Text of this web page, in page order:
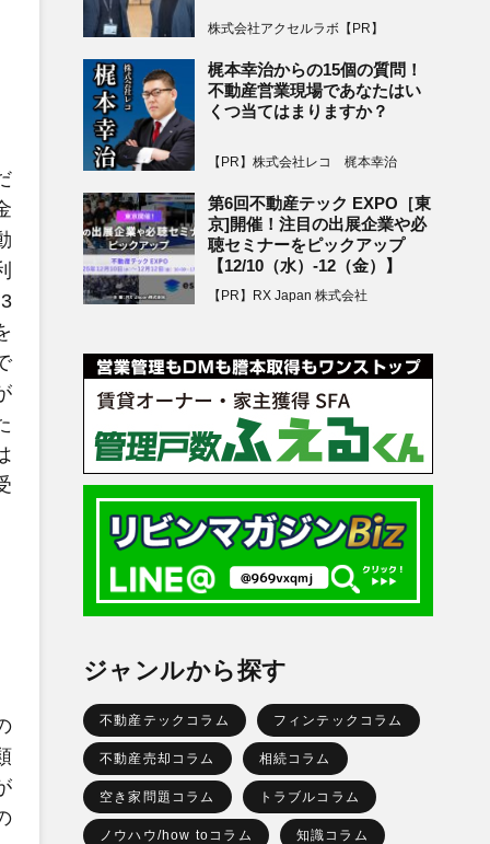
株式会社アクセルラボ【PR】
梶本幸治からの15個の質問！
不動産営業現場であなたはい
くつ当てはまりますか？
【PR】株式会社レコ 梶本幸治
第6回不動産テック EXPO［東
京]開催！注目の出展企業や必
聴セミナーをピックアップ
【12/10（水）-12（金）】
【PR】RX Japan 株式会社
ジャンルから探す
不動産テックコラム フィンテックコラム
不動産売却コラム 相続コラム
空き家問題コラム トラブルコラム
ノウハウ/how toコラム 知識コラム